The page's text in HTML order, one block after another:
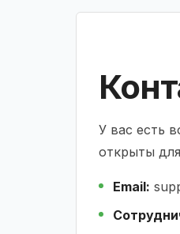
У вас есть
открыты
Email: